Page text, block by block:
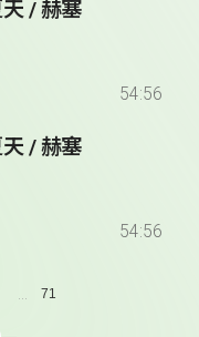
/ 赫塞
54:56
/ 赫塞
54:56
... 71